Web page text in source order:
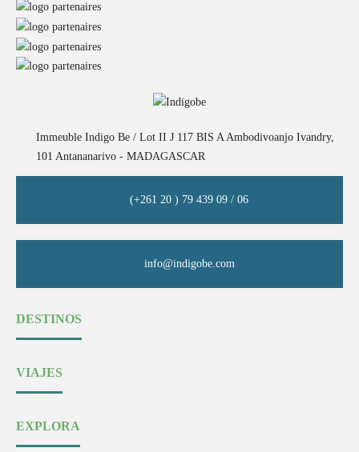
Immeuble Indigo Be / Lot II J 117 BIS A Ambodivoanjo Ivandry,
101 Antananarivo - MADAGASCAR
(+261 20 ) 79 439 09 / 06
info@indigobe.com
DESTINOS
VIAJES
EXPLORA